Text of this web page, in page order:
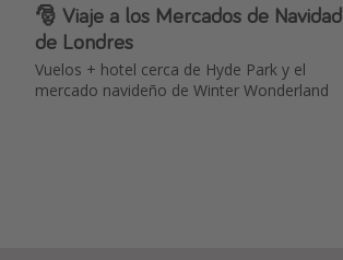
🎅 Viaje a los Mercados de Navidad
de Londres
Vuelos + hotel cerca de Hyde Park y el
mercado navideño de Winter Wonderland